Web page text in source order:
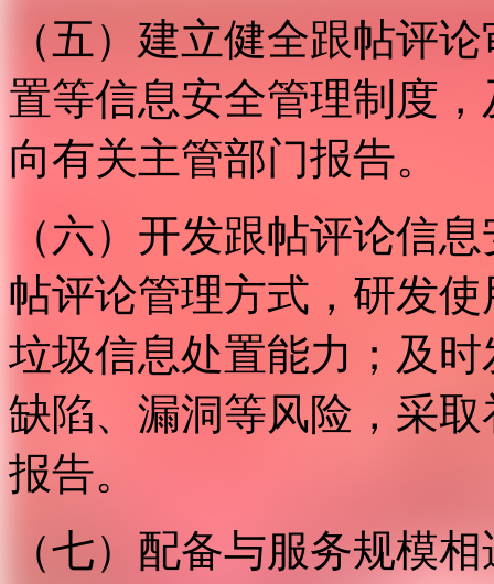
（五）建立健全跟帖评
置等信息安全管理制度
向有关主管部门报告。
（六）开发跟帖评论信
帖评论管理方式，研发
垃圾信息处置能力；及
缺陷、漏洞等风险，采
报告。
（七）配备与服务规模